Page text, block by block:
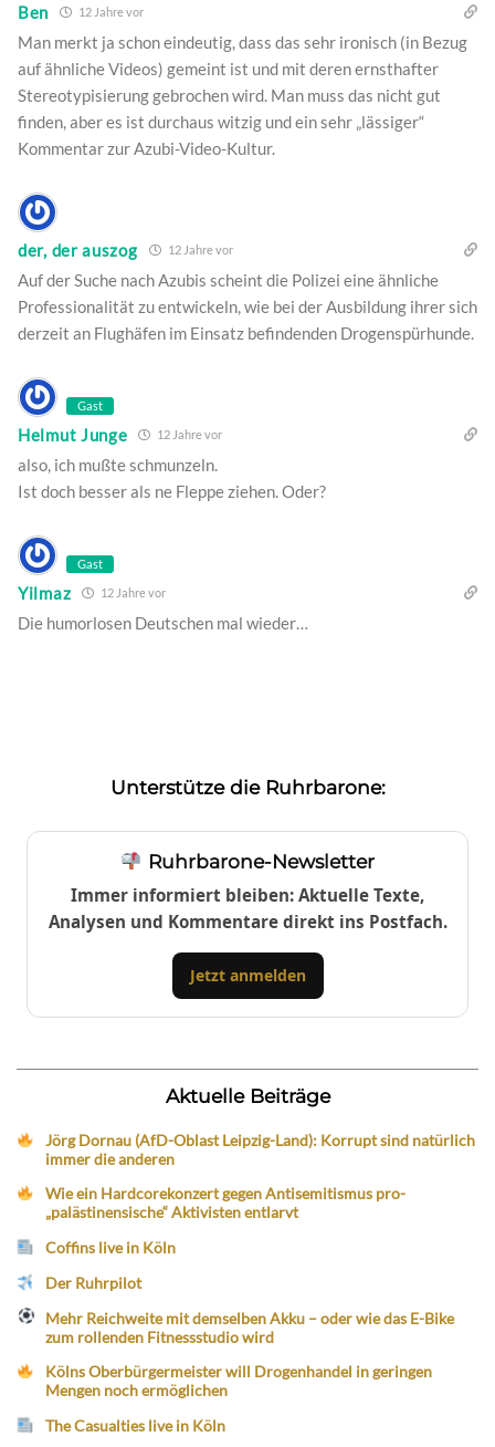
Ben 12 Jahre vor
Man merkt ja schon eindeutig, dass das sehr ironisch (in Bezug
auf ähnliche Videos) gemeint ist und mit deren ernsthafter
Stereotypisierung gebrochen wird. Man muss das nicht gut
finden, aber es ist durchaus witzig und ein sehr „lässiger“
Kommentar zur Azubi-Video-Kultur.
der, der auszog 12 Jahre vor
Auf der Suche nach Azubis scheint die Polizei eine ähnliche
Professionalität zu entwickeln, wie bei der Ausbildung ihrer sich
derzeit an Flughäfen im Einsatz befindenden Drogenspürhunde.
Gast
Helmut Junge 12 Jahre vor
also, ich mußte schmunzeln.
Ist doch besser als ne Fleppe ziehen. Oder?
Gast
Yilmaz 12 Jahre vor
Die humorlosen Deutschen mal wieder…
Unterstütze die Ruhrbarone:
Ruhrbarone-Newsletter
Immer informiert bleiben: Aktuelle Texte,
Analysen und Kommentare direkt ins Postfach.
Jetzt anmelden
Aktuelle Beiträge
Jörg Dornau (AfD-Oblast Leipzig-Land): Korrupt sind natürlich
immer die anderen
Wie ein Hardcorekonzert gegen Antisemitismus pro-
„palästinensische“ Aktivisten entlarvt
Coffins live in Köln
Der Ruhrpilot
Mehr Reichweite mit demselben Akku – oder wie das E-Bike
zum rollenden Fitnessstudio wird
Kölns Oberbürgermeister will Drogenhandel in geringen
Mengen noch ermöglichen
The Casualties live in Köln